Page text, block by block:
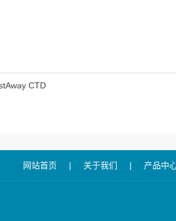
CTD
网站首页 | 关于我们 | 产品中